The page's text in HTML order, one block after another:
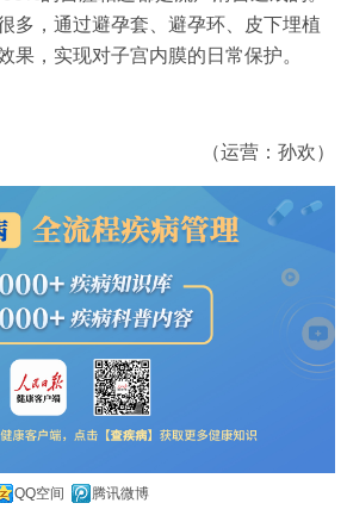
多，通过避孕套、避孕环、皮下埋植
果，实现对子宫内膜的日常保护。
（运营：孙欢）
QQ空间 腾讯微博